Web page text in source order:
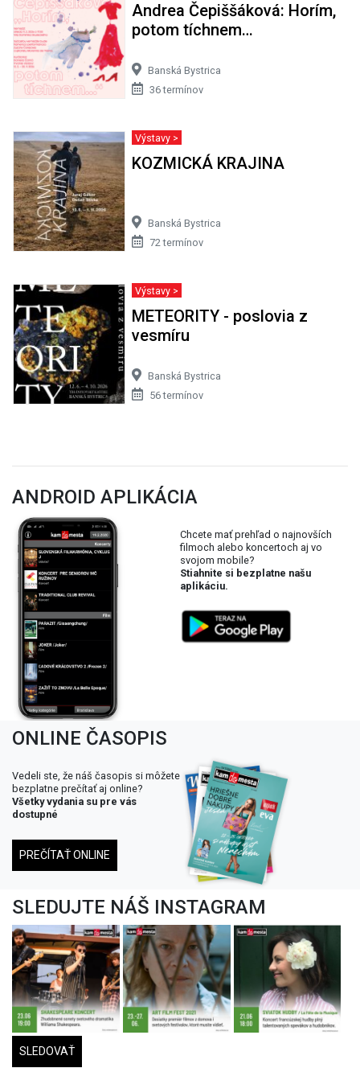
Andrea Čepiššáková: Horím,
potom tíchnem…
Banská Bystrica
36 termínov
Výstavy >
KOZMICKÁ KRAJINA
Banská Bystrica
72 termínov
Výstavy >
METEORITY - poslovia z
vesmíru
Banská Bystrica
56 termínov
ANDROID APLIKÁCIA
Chcete mať prehľad o najnovších
filmoch alebo koncertoch aj vo
svojom mobile?
Stiahnite si bezplatne našu
aplikáciu.
ONLINE ČASOPIS
Vedeli ste, že náš časopis si môžete
bezplatne prečítať aj online?
Všetky vydania su pre vás
dostupné
PREČÍTAŤ ONLINE
SLEDUJTE NÁŠ INSTAGRAM
SLEDOVAŤ